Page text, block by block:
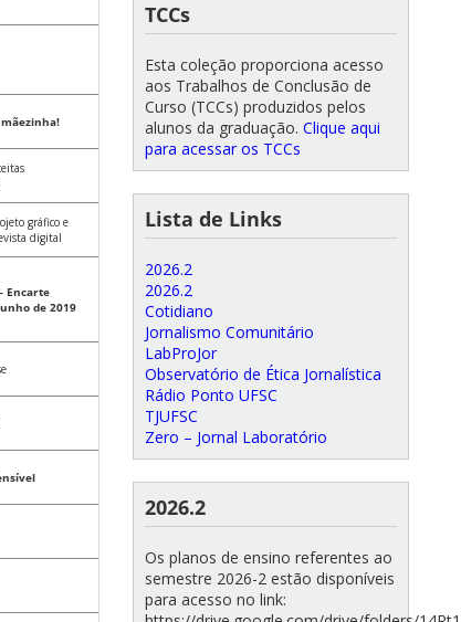
mãezinha!
gráfico e
digital
Encarte
de 2019
TCCs
Esta coleção proporciona acesso
aos Trabalhos de Conclusão de
Curso (TCCs) produzidos pelos
alunos da graduação. Clique aqui
para acessar os TCCs
Lista de Links
2026.2
2026.2
Cotidiano
Jornalismo Comunitário
LabProJor
Observatório de Ética Jornalística
Rádio Ponto UFSC
TJUFSC
Zero – Jornal Laboratório
2026.2
Os planos de ensino referentes ao
semestre 2026-2 estão disponíveis
para acesso no link: